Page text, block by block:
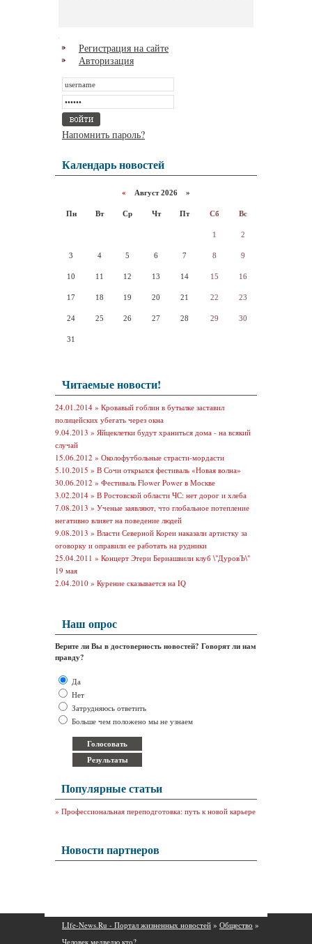
Регистрация на сайте
Авторизация
Напомнить пароль?
Календарь новостей
« Август 2026 »
Пн Вт Ср Чт Пт Сб Вс
1 2
3 4 5 6 7 8 9
10 11 12 13 14 15 16
17 18 19 20 21 22 23
24 25 26 27 28 29 30
31
Читаемые новости!
24.01.2014 » Кровавый гоблин в бутылке заставил
полицейских убегать через окна
9.04.2013 » Яйцеклетки будут храниться дома - на всякий
случай
15.06.2012 » Околофутбольные страсти-мордасти
5.10.2015 » В Сочи открылся фестиваль «Новая волна»
30.06.2012 » Фестиваль Flower Power в Москве
3.02.2014 » В Ростовской области ЧС: нет дорог и хлеба
7.08.2013 » Ученые заявляют, что глобальное потепление
негативно влияет на поведение людей
9.08.2013 » Власти Северной Кореи наказали артистку за
оговорку и оправили ее работать на рудники
25.04.2011 » Концерт Этери Бериашвили клуб \"ДуровЪ\"
19 мая
2.04.2010 » Курение сказывается на IQ
Наш опрос
Верите ли Вы в достоверность новостей? Говорят ли нам
правду?
Да
Нет
Затрудняюсь ответить
Больше чем положено мы не узнаем
Популярные статьи
» Профессиональная переподготовка: путь к новой карьере
Новости партнеров
LIfe-News.Ru - Портал жизненных новостей » Общество »
Человек медведю кто?